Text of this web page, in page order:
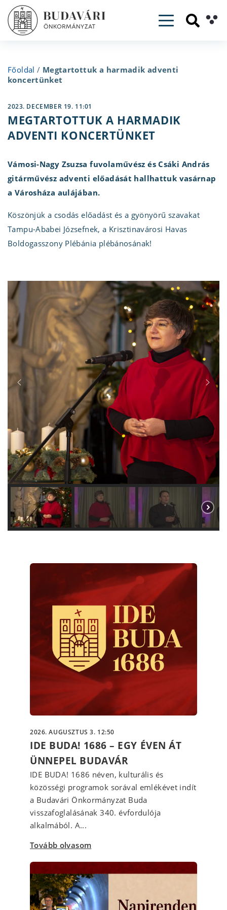
Toggle
Főoldal / Megtartottuk a harmadik adventi
koncertünket
2023. DECEMBER 19. 11:01
MEGTARTOTTUK A HARMADIK
ADVENTI KONCERTÜNKET
Vámosi-Nagy Zsuzsa fuvolaművész és Csáki András
gitárművész adventi előadását hallhattuk vasárnap
a Városháza aulájában.
Köszönjük a csodás előadást és a gyönyörű szavakat
Tampu-Ababei Józsefnek, a Krisztinavárosi Havas
Boldogasszony Plébánia plébánosának!
2026. AUGUSZTUS 3. 12:50
IDE BUDA! 1686 – EGY ÉVEN ÁT
ÜNNEPEL BUDAVÁR
IDE BUDA! 1686 néven, kulturális és
közösségi programok sorával emlékévet indít
a Budavári Önkormányzat Buda
visszafoglalásának 340. évfordulója
alkalmából. A...
Tovább olvasom